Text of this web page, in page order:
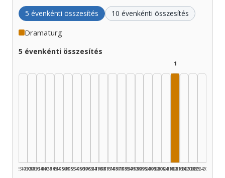
5 évenkénti összesítés 10 évenkénti összesítés
Dramaturg
5 évenkénti összesítés
1925–1929
1930–1934
1935–1939
1940–1944
1945–1949
1950–1954
1955–1959
1960–1964
1965–1969
1970–1974
1975–1979
1980–1984
1985–1989
1990–1994
1995–1999
2000–2004
2005–2009
1
2010–2014
2015–2019
2020–2024
2025–2026